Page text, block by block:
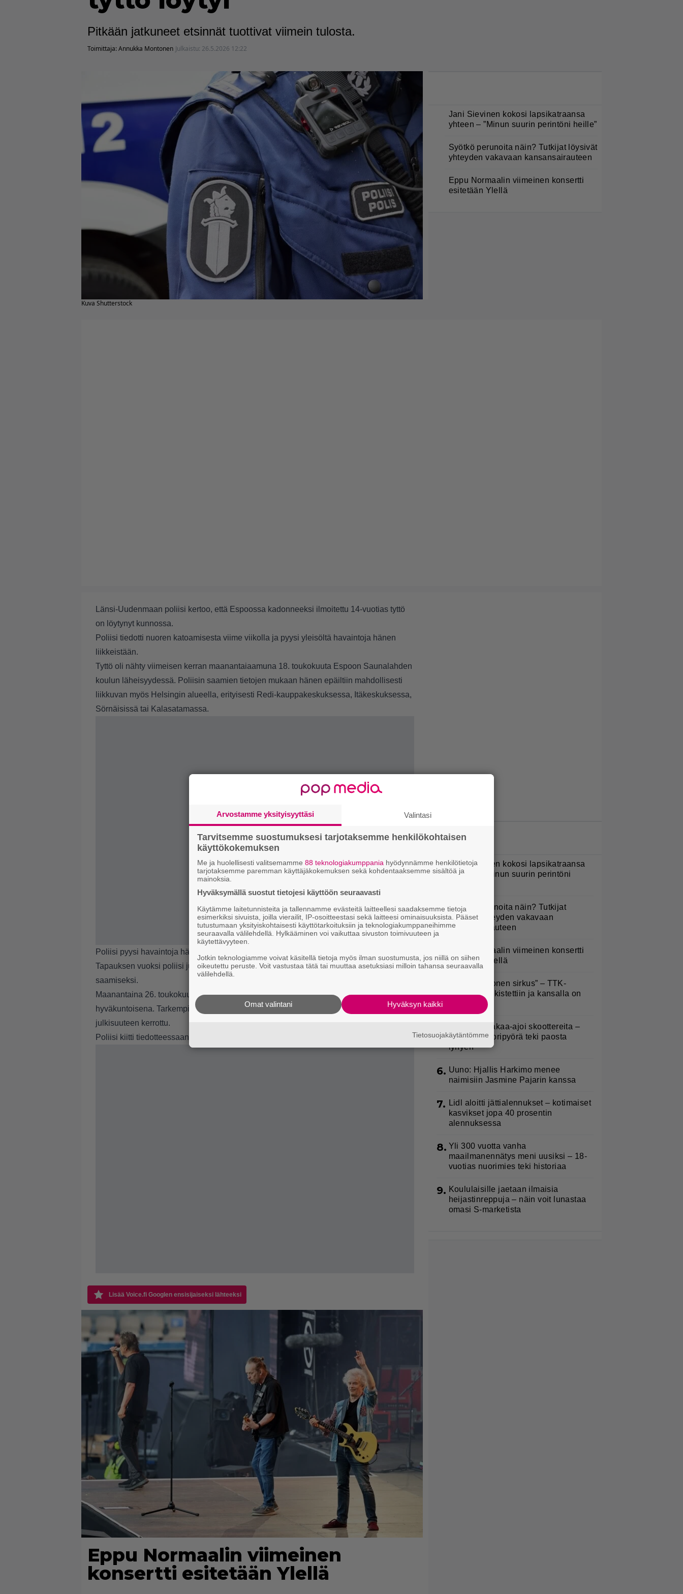
Pitkään jatkuneet etsinnät tuottivat viimein tulosta.
Toimittaja:Annukka Montonen Julkaistu: 26.5.2026 12:22
Kuva Shutterstock
Jani Sievinen kokosi lapsikatraansa
yhteen – ”Minun suurin perintöni heille”
Syötkö perunoita näin? Tutkijat löysivät
yhteyden vakavaan kansansairauteen
Eppu Normaalin viimeinen konsertti
esitetään Ylellä
Länsi-Uudenmaan poliisi kertoo, että Espoossa kadonneeksi ilmoitettu 14-vuotias tyttö
on löytynyt kunnossa.
Poliisi tiedotti nuoren katoamisesta viime viikolla ja pyysi yleisöltä havaintoja hänen
liikkeistään.
Tyttö oli nähty viimeisen kerran maanantaiaamuna 18. toukokuuta Espoon Saunalahden
koulun läheisyydessä. Poliisin saamien tietojen mukaan hänen epäiltiin mahdollisesti
liikkuvan myös Helsingin alueella, erityisesti Redi-kauppakeskuksessa, Itäkeskuksessa,
Sörnäisissä tai Kalasatamassa.
Poliisi pyysi havaintoja hätänumeroon 112, ja etsinnät jatkuivat useiden päivien ajan.
Tapauksen vuoksi poliisi julkaisi tiedotteen ja vetosi kansalaisiin mahdollisten vihjeiden
saamiseksi.
Maanantaina 26. toukokuuta poliisi kertoi, että nuori on viimein löytynyt. Tyttö löydettiin
hyväkuntoisena. Tarkempia tietoja löytymisestä tai katoamisen taustoista ei ole
julkisuuteen kerrottu.
Poliisi kiitti tiedotteessaan yleisöä havainnoista ja yhteistyöstä etsintöjen aikana.
Lisää Voice.fi Googlen ensisijaiseksi lähteeksi
Eppu Normaalin viimeinen
konsertti esitetään Ylellä
1. Jani Sievinen kokosi lapsikatraansa
yhteen – ”Minun suurin perintöni
2. Syötkö perunoita näin? Tutkijat
löysivät yhteyden vakavaan
kansansairauteen
Eppu Normaalin viimeinen konsertti
esitetään Ylellä
”Että semmonen sirkus” – TTK-
kilpailijat julkistettiin ja kansalla on
sanottavaa
Virkavalta takaa-ajoi skoottereita –
poliisimoottoripyörä teki paosta
lyhyen
6. Uuno: Hjallis Harkimo menee
naimisiin Jasmine Pajarin kanssa
7. Lidl aloitti jättialennukset – kotimaiset
kasvikset jopa 40 prosentin
alennuksessa
8. Yli 300 vuotta vanha
maailmanennätys meni uusiksi – 18-
vuotias nuorimies teki historiaa
9. Koululaisille jaetaan ilmaisia
heijastinreppuja – näin voit lunastaa
omasi S-marketista
Arvostamme yksityisyyttäsi Valintasi
Tarvitsemme suostumuksesi tarjotaksemme henkilökohtaisen
käyttökokemuksen
Me ja huolellisesti valitsemamme 88 teknologiakumppania hyödynnämme henkilötietoja
tarjotaksemme paremman käyttäjäkokemuksen sekä kohdentaaksemme sisältöä ja
mainoksia.
Hyväksymällä suostut tietojesi käyttöön seuraavasti
Käytämme laitetunnisteita ja tallennamme evästeitä laitteellesi saadaksemme tietoja
esimerkiksi sivuista, joilla vierailit, IP-osoitteestasi sekä laitteesi ominaisuuksista. Pääset
tutustumaan yksityiskohtaisesti käyttötarkoituksiin ja teknologiakumppaneihimme
seuraavalla välilehdellä. Hylkääminen voi vaikuttaa sivuston toimivuuteen ja
käytettävyyteen.
Jotkin teknologiamme voivat käsitellä tietoja myös ilman suostumusta, jos niillä on siihen
oikeutettu peruste. Voit vastustaa tätä tai muuttaa asetuksiasi milloin tahansa seuraavalla
välilehdellä.
Hyväksyn kaikki
Omat valintani
Tietosuojakäytäntömme